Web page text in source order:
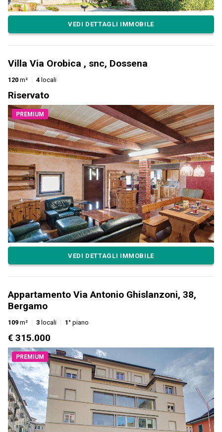
VEDI DETTAGLI IMMOBILE
Villa Via Orobica , snc, Dossena
120 m² 4 locali
Riservato
PREMIUM
VEDI DETTAGLI IMMOBILE
Appartamento Via Antonio Ghislanzoni, 38,
Bergamo
109 m² 3 locali 1° piano
€ 315.000
PREMIUM